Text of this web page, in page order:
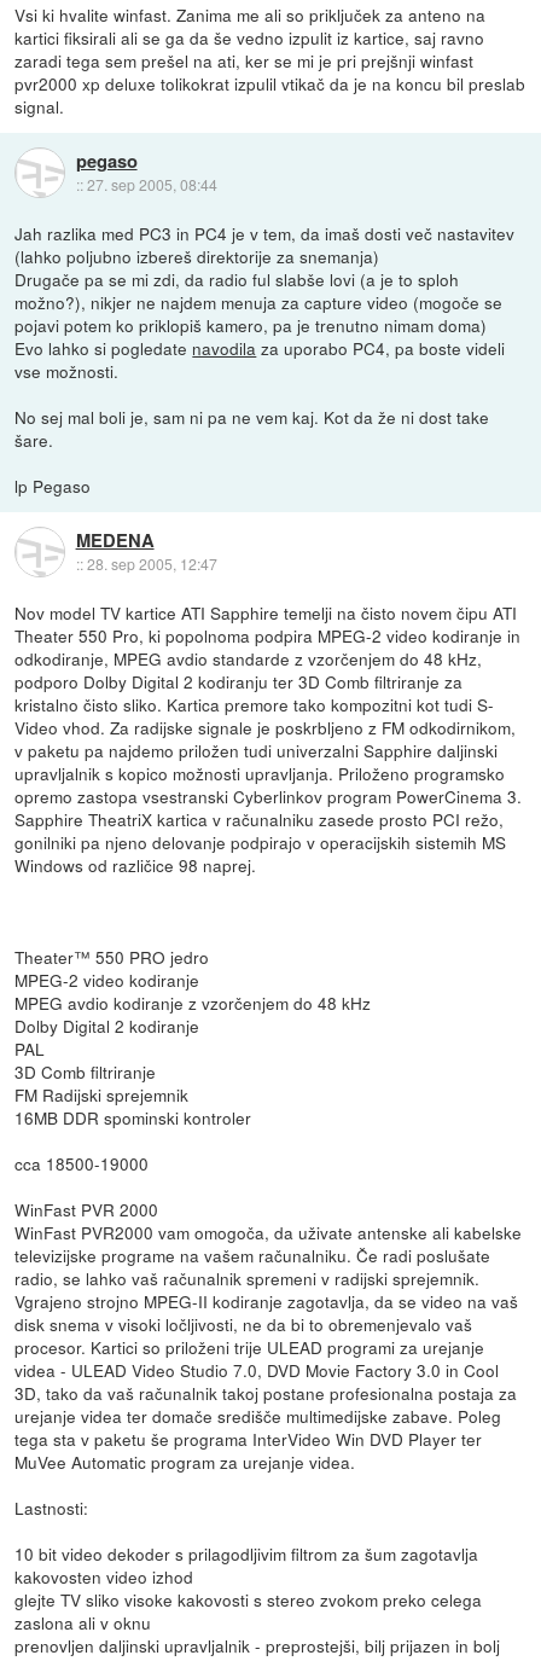
Vsi ki hvalite winfast. Zanima me ali so priključek za anteno na
kartici fiksirali ali se ga da še vedno izpulit iz kartice, saj ravno
zaradi tega sem prešel na ati, ker se mi je pri prejšnji winfast
pvr2000 xp deluxe tolikokrat izpulil vtikač da je na koncu bil preslab
signal.
pegaso
::27. sep 2005, 08:44
Jah razlika med PC3 in PC4 je v tem, da imaš dosti več nastavitev
(lahko poljubno izbereš direktorije za snemanja)
Drugače pa se mi zdi, da radio ful slabše lovi (a je to sploh
možno?), nikjer ne najdem menuja za capture video (mogoče se
pojavi potem ko priklopiš kamero, pa je trenutno nimam doma)
Evo lahko si pogledate navodila za uporabo PC4, pa boste videli
vse možnosti.
No sej mal boli je, sam ni pa ne vem kaj. Kot da že ni dost take
šare.
lp Pegaso
MEDENA
::28. sep 2005, 12:47
Nov model TV kartice ATI Sapphire temelji na čisto novem čipu ATI
Theater 550 Pro, ki popolnoma podpira MPEG-2 video kodiranje in
odkodiranje, MPEG avdio standarde z vzorčenjem do 48 kHz,
podporo Dolby Digital 2 kodiranju ter 3D Comb filtriranje za
kristalno čisto sliko. Kartica premore tako kompozitni kot tudi S-
Video vhod. Za radijske signale je poskrbljeno z FM odkodirnikom,
v paketu pa najdemo priložen tudi univerzalni Sapphire daljinski
upravljalnik s kopico možnosti upravljanja. Priloženo programsko
opremo zastopa vsestranski Cyberlinkov program PowerCinema 3.
Sapphire TheatriX kartica v računalniku zasede prosto PCI režo,
gonilniki pa njeno delovanje podpirajo v operacijskih sistemih MS
Windows od različice 98 naprej.
Theater™ 550 PRO jedro
MPEG-2 video kodiranje
MPEG avdio kodiranje z vzorčenjem do 48 kHz
Dolby Digital 2 kodiranje
PAL
3D Comb filtriranje
FM Radijski sprejemnik
16MB DDR spominski kontroler
cca 18500-19000
WinFast PVR 2000
WinFast PVR2000 vam omogoča, da uživate antenske ali kabelske
televizijske programe na vašem računalniku. Če radi poslušate
radio, se lahko vaš računalnik spremeni v radijski sprejemnik.
Vgrajeno strojno MPEG-II kodiranje zagotavlja, da se video na vaš
disk snema v visoki ločljivosti, ne da bi to obremenjevalo vaš
procesor. Kartici so priloženi trije ULEAD programi za urejanje
videa - ULEAD Video Studio 7.0, DVD Movie Factory 3.0 in Cool
3D, tako da vaš računalnik takoj postane profesionalna postaja za
urejanje videa ter domače središče multimedijske zabave. Poleg
tega sta v paketu še programa InterVideo Win DVD Player ter
MuVee Automatic program za urejanje videa.
Lastnosti:
10 bit video dekoder s prilagodljivim filtrom za šum zagotavlja
kakovosten video izhod
glejte TV sliko visoke kakovosti s stereo zvokom preko celega
zaslona ali v oknu
prenovljen daljinski upravljalnik - preprostejši, bilj prijazen in bolj